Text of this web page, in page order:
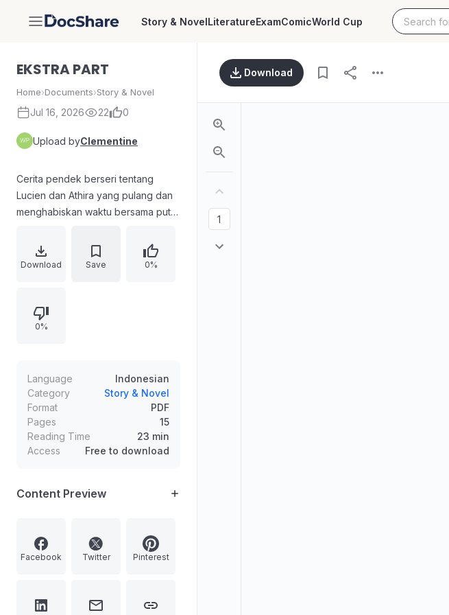
DocShare Story & NovelLiteratureExamComicWorld Cup
EKSTRA PART
Home›Documents›Story & Novel
Jul 16, 2026 22 0
Upload byClementine
Cerita pendek berseri tentang
Lucien dan Athira yang pulang dan
menghabiskan waktu bersama putra
momen berlari, berenang, dan
kemesraan pasangan. Athira
berenang untuk pemulihan. Konflik
kecil muncul saat Lucien harus
ajakan acara ulang tahun dan
rencana malam yang
membangkitkan ketegangan soal
lampu saat bercinta.
Download Save 0%
0%
Language
Indonesian
Category
Story & Novel
Format
PDF
Pages
15
Reading Time
23 min
Access
Free to download
Content Preview
Facebook Twitter Pinterest
Download